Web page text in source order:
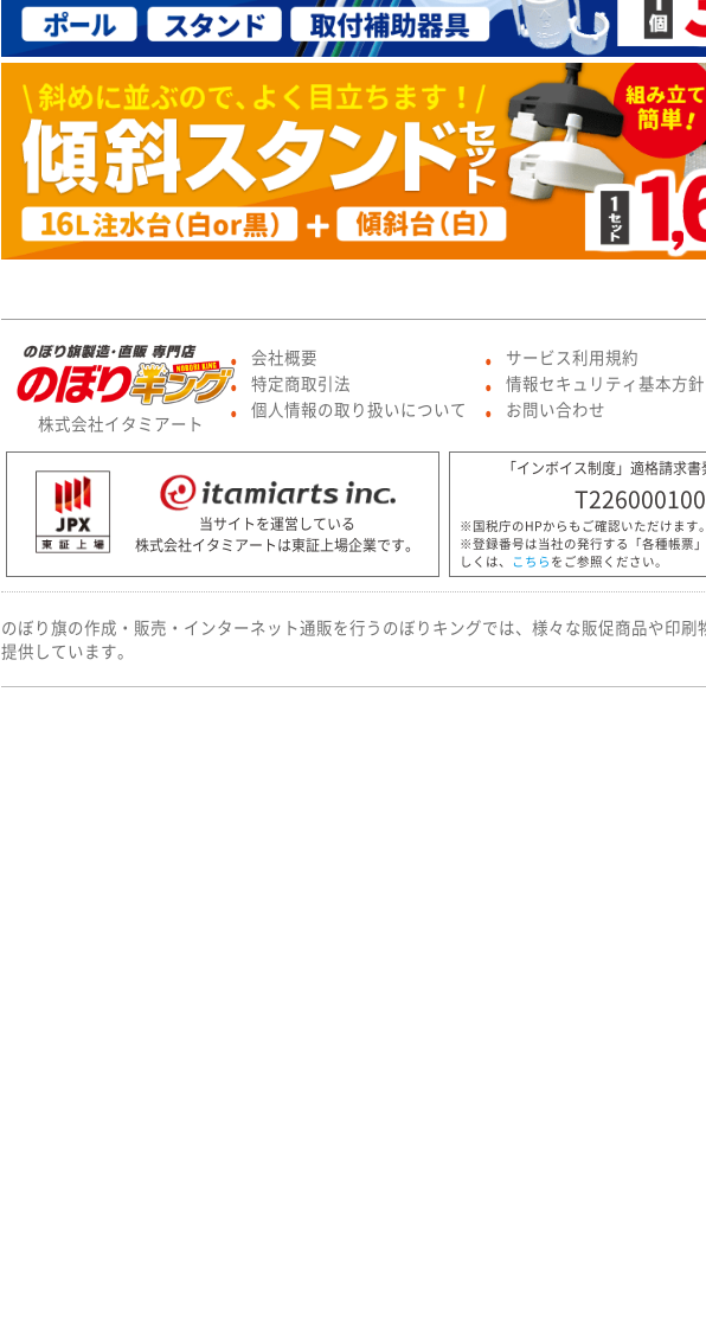
株式会社イタミアート
● 会社概要
● 特定商取引法
● 個人情報の取り扱いについて
● サービス利用規約
● 情報セキュリティ基本方針
● お問い合わせ
当サイトを運営している
株式会社イタミアートは東証上場企業です。
「インボイス制度」適格請求
※国税庁のHPからもご確認いただけます
※登録番号は当社の発行する「各種帳票
しくは、
こちら をご参照ください。
のぼり旗の作成・販売・インターネット通販を行うのぼりキングでは、様々な販促商品や印刷
提供しています。